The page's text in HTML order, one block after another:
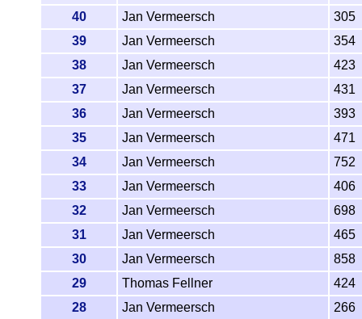
40
Jan Vermeersch
305
39
Jan Vermeersch
354
38
Jan Vermeersch
423
37
Jan Vermeersch
431
36
Jan Vermeersch
393
35
Jan Vermeersch
471
34
Jan Vermeersch
752
33
Jan Vermeersch
406
32
Jan Vermeersch
698
31
Jan Vermeersch
465
30
Jan Vermeersch
858
29
Thomas Fellner
424
28
Jan Vermeersch 266